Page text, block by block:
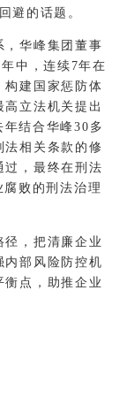
避的话题。
，华峰集团董事
中，连续7年在
构建国家惩防体
立法机关提出
结合华峰30多
法相关条款的修
过，最终在刑法
败的刑法治理
，把清廉企业
内部风险防控机
点，助推企业